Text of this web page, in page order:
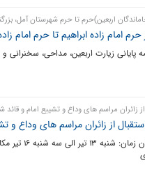
اربعین)حرم تا حرم شهرستان آمل،
زائران مراسم های وداع و تشییع امام و قائد
از زائران مراسم های وداع و
موکب